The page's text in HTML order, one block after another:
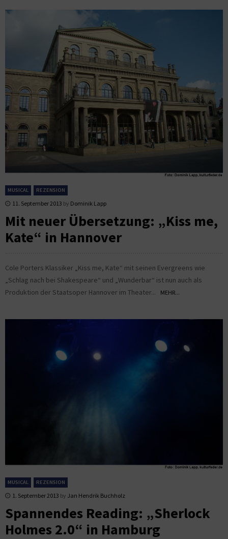
MUSICAL REZENSION
11. September 2013 by Dominik Lapp
Mit neuer Übersetzung: „Kiss me,
Kate“ in Hannover
Cole Porters Klassiker „Kiss me, Kate“ mit seinen Evergreens wie
„Schlag nach bei Shakespeare“ und „Wunderbar“ ist nun auch als
Produktion der Staatsoper Hannover im Theater...
MEHR...
MUSICAL REZENSION
1. September 2013 by Jan Hendrik Buchholz
Spannendes Reading: „Sherlock
Holmes 2.0“ in Hamburg